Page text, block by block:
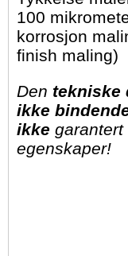
100
korrosjon
finish maling)
Den tekniske
ikke
ikke garantert
egenskaper!